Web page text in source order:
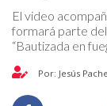
El video
formará parte
“Bautizada en
Por: Jesús